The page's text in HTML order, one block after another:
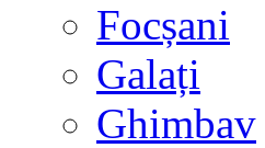
Focșani
Galați
Ghimbav